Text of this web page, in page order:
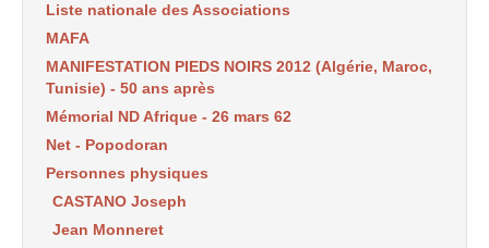
Liste nationale des Associations
MAFA
MANIFESTATION PIEDS NOIRS 2012 (Algérie, Maroc,
Tunisie) - 50 ans après
Mémorial ND Afrique - 26 mars 62
Net - Popodoran
Personnes physiques
CASTANO Joseph
Jean Monneret